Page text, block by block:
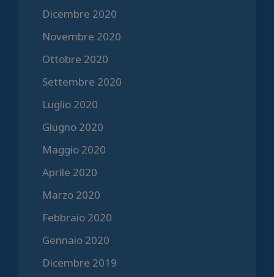
Dicembre 2020
Novembre 2020
Ottobre 2020
Settembre 2020
Luglio 2020
Giugno 2020
Maggio 2020
Aprile 2020
Marzo 2020
Febbraio 2020
Gennaio 2020
Dicembre 2019